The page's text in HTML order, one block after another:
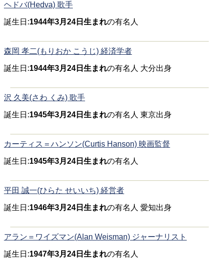
ヘドバ(Hedva) 歌手
誕生日:1944年3月24日生まれの有名人
森岡 孝二(もりおか こうじ) 経済学者
誕生日:1944年3月24日生まれの有名人 大分出身
沢 久美(さわ くみ) 歌手
誕生日:1945年3月24日生まれの有名人 東京出身
カーティス＝ハンソン(Curtis Hanson) 映画監督
誕生日:1945年3月24日生まれの有名人
平田 誠一(ひらた せいいち) 経営者
誕生日:1946年3月24日生まれの有名人 愛知出身
アラン＝ワイズマン(Alan Weisman) ジャーナリスト
誕生日:1947年3月24日生まれの有名人